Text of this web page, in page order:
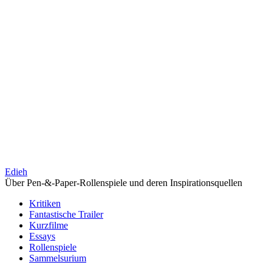
Edieh
Über Pen-&-Paper-Rollenspiele und deren Inspirationsquellen
Kritiken
Fantastische Trailer
Kurzfilme
Essays
Rollenspiele
Sammelsurium